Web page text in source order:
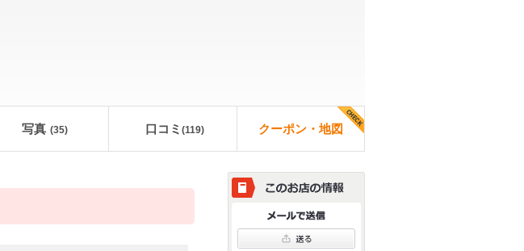
写真 (35) 口コミ (119) クーポン・地図